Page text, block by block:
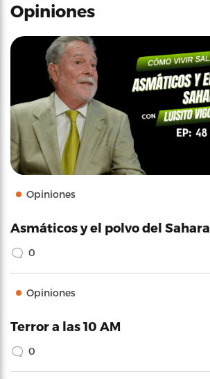
Opiniones
Opiniones
Asmáticos y el polvo del Sahara
0
Opiniones
Terror a las 10 AM
0